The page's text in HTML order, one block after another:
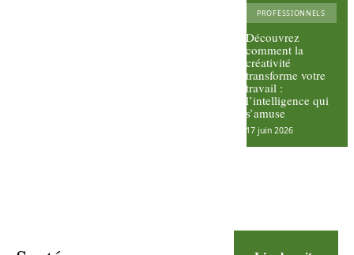
PROFESSIONNELS
Découvrez
comment la
créativité
transforme votre
travail :
l’intelligence qui
s’amuse
17 juin 2026
le